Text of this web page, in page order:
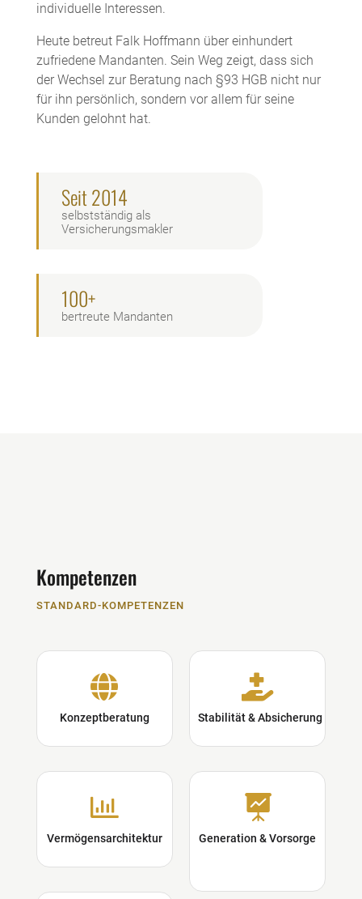
individuelle Interessen.
Heute betreut Falk Hoffmann über einhundert
zufriedene Mandanten. Sein Weg zeigt, dass sich
der Wechsel zur Beratung nach §93 HGB nicht nur
für ihn persönlich, sondern vor allem für seine
Kunden gelohnt hat.
Seit 2014
selbstständig als
Versicherungsmakler
100+
bertreute Mandanten
Kompetenzen
STANDARD-KOMPETENZEN

Konzeptberatung

Stabilität & Absicherung

Vermögensarchitektur

Generation & Vorsorge